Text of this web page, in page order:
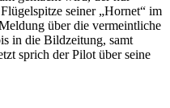
seiner „Hornet“ im
über die vermeintliche
in die Bildzeitung, samt
sprich der Pilot über seine